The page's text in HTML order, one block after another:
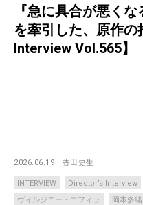
『急に具合が悪く
を牽引した、原作の
Interview Vol.565】
2026.06.19 香田史生
INTERVIEW Director’s Interview
ヴィルジニー・エフィラ
岡本多緒